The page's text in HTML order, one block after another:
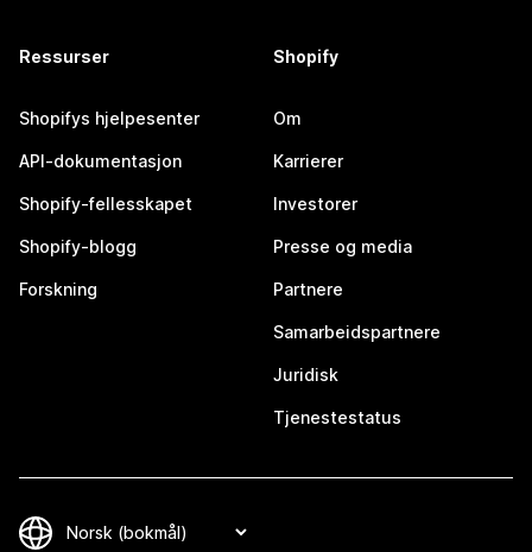
Ressurser
Shopifys hjelpesenter
API-dokumentasjon
Shopify-fellesskapet
Shopify-blogg
Forskning
Shopify
Om
Karrierer
Investorer
Presse og media
Partnere
Samarbeidspartnere
Juridisk
Tjenestestatus